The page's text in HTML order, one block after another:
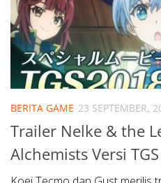
BERITA GAME 23 SEPTEMBER,
Trailer Nelke & the
Alchemists Versi